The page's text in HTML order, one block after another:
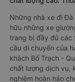
Những nhà xe đi Đà
hữu những xe
trang bị đầy đủ các
cầu di chuyển của
khách Bố Trạch -
chất lượng dịch vụ,
nghiệm hoàn hảo